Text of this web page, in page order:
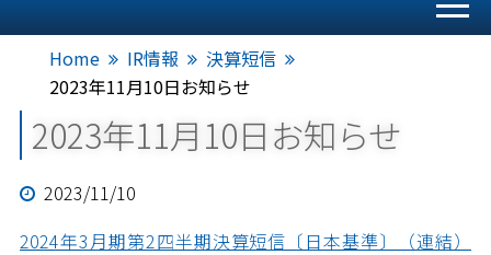
Home IR情報
決算短信
2023年11月10日お知らせ
2023年11月10日お知らせ
2023/11/10
2024年3月期第2四半期決算短信〔日本基準〕（連結）